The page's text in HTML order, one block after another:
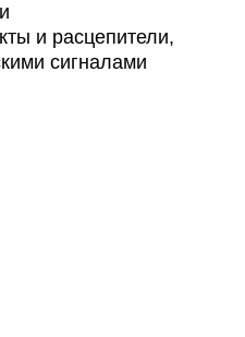
и расцепители,
сигналами